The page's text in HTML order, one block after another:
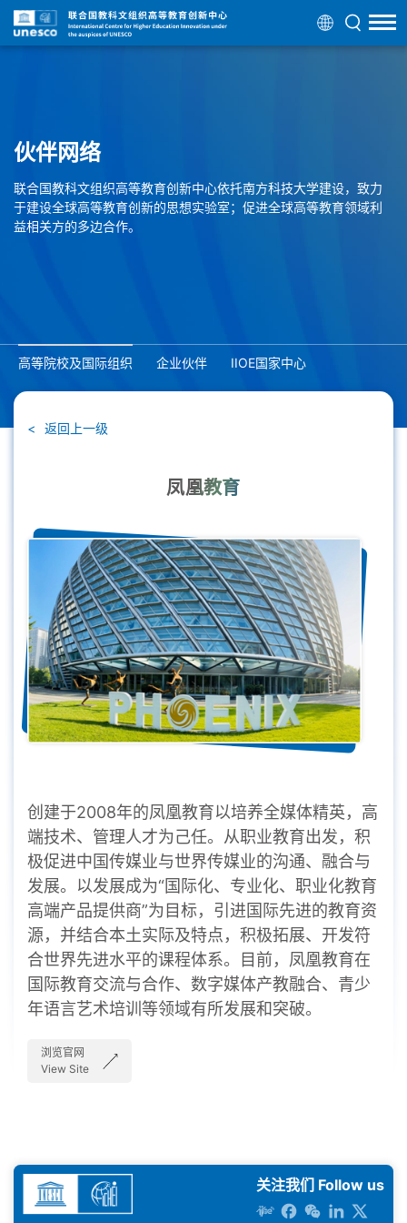
伙伴网络
联合国教科文组织高等教育创新中心依托南方科技大学建设，致力
于建设全球高等教育创新的思想实验室；促进全球高等教育领域利
益相关方的多边合作。
高等院校及国际组织 企业伙伴 IIOE国家中心
返回上一级
凤凰教育
创建于2008年的凤凰教育以培养全媒体精英，高
端技术、管理人才为己任。从职业教育出发，积
极促进中国传媒业与世界传媒业的沟通、融合与
发展。以发展成为“国际化、专业化、职业化教育
高端产品提供商”为目标，引进国际先进的教育资
源，并结合本土实际及特点，积极拓展、开发符
合世界先进水平的课程体系。目前，凤凰教育在
国际教育交流与合作、数字媒体产教融合、青少
年语言艺术培训等领域有所发展和突破。
浏览官网
View Site
关注我们 Follow us